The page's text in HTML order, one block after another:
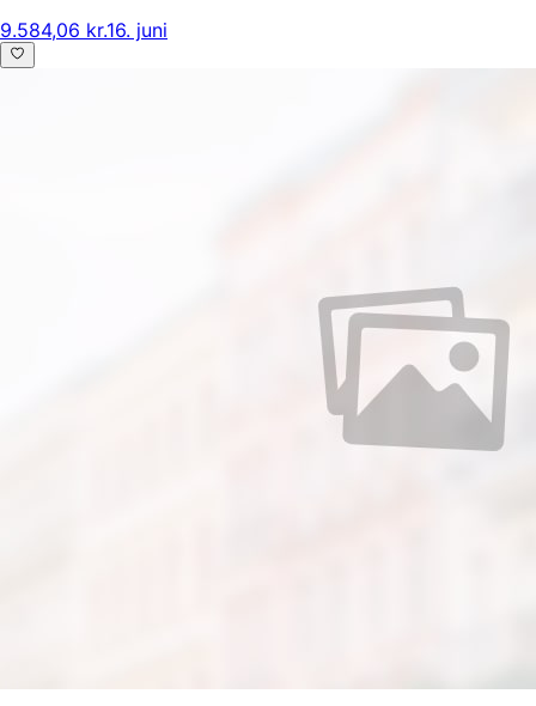
9.584,06 kr.16. juni